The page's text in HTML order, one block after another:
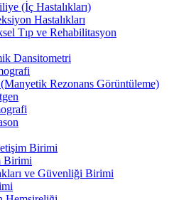
(İç Hastalıkları)
Hastalıkları
Tıp ve Rehabilitasyon
Dansitometri
Rezonans Görüntüleme)
Birimi
Birimi
ve Güvenliği Birimi